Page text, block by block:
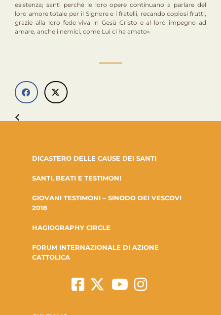
esistenza; santi perché le loro opere continuano a parlare del
loro amore totale per il Signore e i fratelli, recando copiosi frutti,
grazie alla loro fede viva in Gesù Cristo e al loro impegno ad
amare, anche i nemici, come Lui ci ha amato»
DICASTERO DELLE CAUSE DEI SANTI
SANTI, BEATI E TESTIMONI
GIOVANI TESTIMONI – SINODO DEI VESCOVI
2018
HAGIOGRAPHY CIRCLE
FORUM INTERNAZIONALE DI AZIONE
CATTOLICA